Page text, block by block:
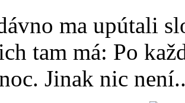
ma upútali
tam má: Po
Jinak nic